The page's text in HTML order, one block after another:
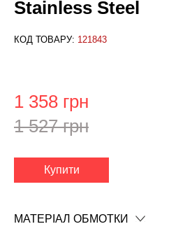
Stainless Steel
КОД ТОВАРУ: 121843
1 358 грн
1 527 грн
Купити
МАТЕРІАЛ ОБМОТКИ